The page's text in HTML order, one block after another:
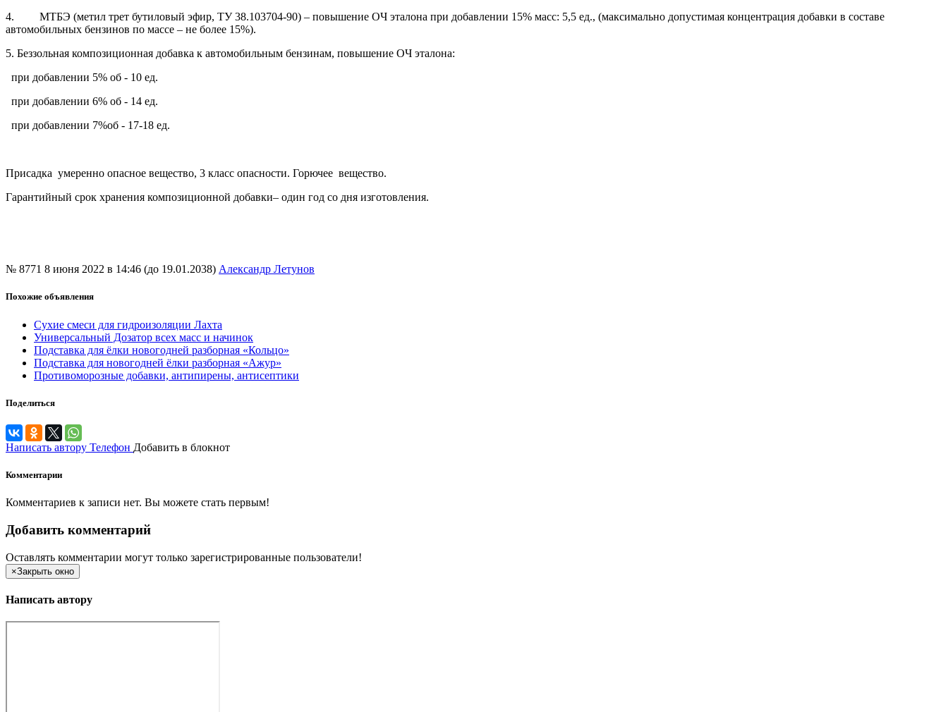
4. МТБЭ (метил трет бутиловый эфир, ТУ 38.103704-90) – повышение ОЧ эталона при добавлении 15% масс: 5,5 ед., (максимально допустимая концентрация добавки в составе
автомобильных бензинов по массе – не более 15%).
5. Беззольная композиционная добавка к автомобильным бензинам, повышение ОЧ эталона:
при добавлении 5% об - 10 ед.
при добавлении 6% об - 14 ед.
при добавлении 7%об - 17-18 ед.
Присадка умеренно опасное вещество, 3 класс опасности. Горючее вещество.
Гарантийный срок хранения композиционной добавки– один год со дня изготовления.
№ 8771 8 июня 2022 в 14:46 (до 19.01.2038) Александр Летунов
Похожие объявления
Сухие смеси для гидроизоляции Лахта
Универсальный Дозатор всех масс и начинок
Подставка для ёлки новогодней разборная «Кольцо»
Подставка для новогодней ёлки разборная «Ажур»
Противоморозные добавки, антипирены, антисептики
Поделиться
Написать автору Телефон Добавить в блокнот
Комментарии
Комментариев к записи нет. Вы можете стать первым!
Добавить комментарий
Оставлять комментарии могут только зарегистрированные пользователи!
×Закрыть окно
Написать автору